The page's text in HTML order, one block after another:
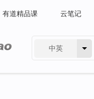
有道精品课 云笔记
中英